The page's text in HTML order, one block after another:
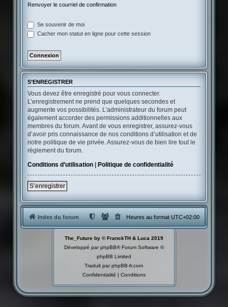
Renvoyer le courriel de confirmation
Se souvenir de moi
Cacher mon statut en ligne pour cette session
S’ENREGISTRER
Vous devez être enregistré pour vous connecter.
L’enregistrement ne prend que quelques secondes et
augmente vos possibilités. L’administrateur du forum peut
également accorder des permissions additionnelles aux
membres du forum. Avant de vous enregistrer, assurez-vous
d’avoir pris connaissance de nos conditions d’utilisation et de
notre politique de vie privée. Assurez-vous de bien lire tout le
règlement du forum.
Conditions d’utilisation| Politique de confidentialité
S’enregistrer
Index du forum Heures au formatUTC+02:00
The_Future by © FranckTH & Luca 2019
Développé parphpBB® Forum Software ©
phpBB Limited
Traduit parphpBB-fr.com
Confidentialité | Conditions